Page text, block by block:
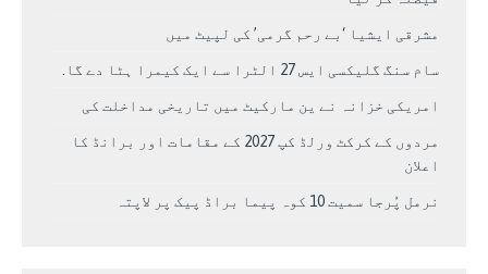
مشرقی ایشیا ‘بے رحم گرمی’ کی لپیٹ میں
سام سنگ گلیکسی ایس 27 الٹرا سے ایک کیمرا ہٹا دے گا.
امریکی خزانہ نے ین مارکیٹ میں تاریخی مداخلت کی
مردوں کے کرکٹ ورلڈ کپ 2027 کے مقامات اور برانڈ کا
اعلان
نرمل پُرجا سمیت 10 کوہ پیما براڈ پیک پر لاپتہ